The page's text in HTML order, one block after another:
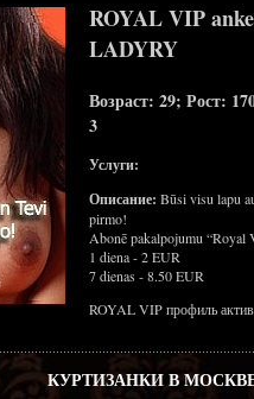
ROYAL VIP
LADYRY
Возраст: 29; Рост:
3
Услуги:
Описание: Būsi visu lapu
pirmo!
Abonē pakalpojumu “Royal
1 diena - 2 EUR
7 dienas - 8.50 EUR
ROYAL VIP профиль
КУРТИЗАНКИ В